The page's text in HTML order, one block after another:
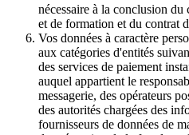
nécessaire à la conclusion
et de formation et du contrat
Vos données à caractère
aux catégories d'entités
des services de paiement
auquel appartient le
messagerie, des opérateurs
des autorités chargées des
fournisseurs de données de